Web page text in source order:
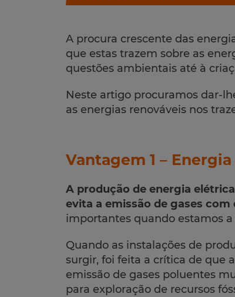
A procura crescente das
que estas trazem sobre as
questões ambientais até à
Neste artigo procuramos dar-
as energias renováveis nos
Vantagem 1 –
A produção de energia
evita a emissão de gases com
importantes quando estamos
Quando as instalações de
surgir, foi feita a crítica de que
emissão de gases poluentes
para exploração de recursos